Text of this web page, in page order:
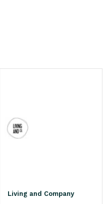
Living and Company